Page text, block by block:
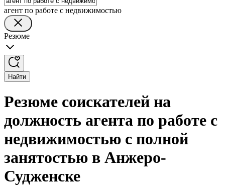
агент по работе с недвижимостью
Резюме
Найти
Резюме соискателей на
должность агента по работе с
недвижимостью с полной
занятостью в Анжеро-
Судженске